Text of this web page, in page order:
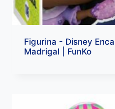
Figurina - Disney
Madrigal | FunKo